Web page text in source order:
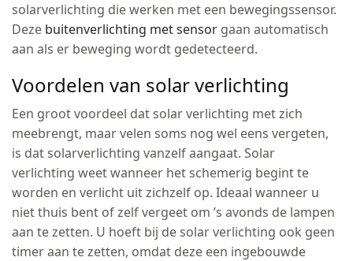
solarverlichting die werken met een bewegingssensor.
Deze buitenverlichting met sensor gaan automatisch
aan als er beweging wordt gedetecteerd.
Voordelen van solar verlichting
Een groot voordeel dat solar verlichting met zich
meebrengt, maar velen soms nog wel eens vergeten,
is dat solarverlichting vanzelf aangaat. Solar
verlichting weet wanneer het schemerig begint te
worden en verlicht uit zichzelf op. Ideaal wanneer u
niet thuis bent of zelf vergeet om ’s avonds de lampen
aan te zetten. U hoeft bij de solar verlichting ook geen
timer aan te zetten, omdat deze een ingebouwde